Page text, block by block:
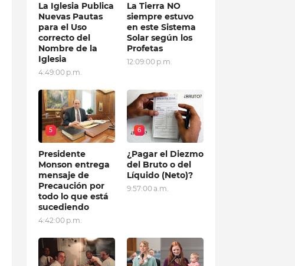
La Iglesia Publica
Nuevas Pautas
para el Uso
correcto del
Nombre de la
Iglesia
4:49:00 p.m.
La Tierra NO
siempre estuvo
en este Sistema
Solar según los
Profetas
12:09:00 p.m.
5
Presidente
Monson entrega
mensaje de
Precaución por
todo lo que está
sucediendo
4:42:00 p.m.
6
¿Pagar el Diezmo
del Bruto o del
Líquido (Neto)?
9:57:00 a.m.